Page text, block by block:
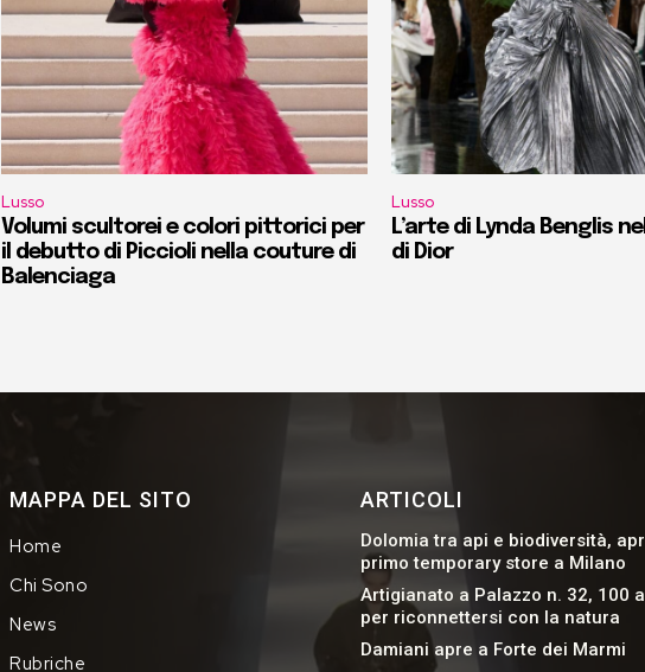
Lusso
Volumi scultorei e colori pittorici per
il debutto di Piccioli nella couture di
Balenciaga
Lusso
L’arte di Lynda Benglis
di Dior
MAPPA DEL SITO
Home
Chi Sono
News
Rubriche
ARTICOLI
Dolomia tra api e biodiversità,
primo temporary store a Milano
Artigianato a Palazzo n. 32, 100
per riconnettersi con la natura
Damiani apre a Forte dei Marmi